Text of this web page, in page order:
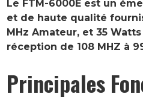
Le FTM-6000E est un
et de haute qualité
MHz Amateur, et 35
réception de 108 MHZ à
Principales